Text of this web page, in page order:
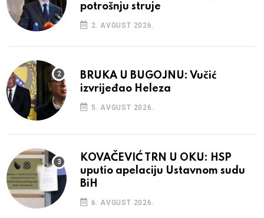
potrošnju struje
2. AVGUST 2026.
BRUKA U BUGOJNU: Vučić
izvrijeđao Heleza
5. AVGUST 2026.
KOVAČEVIĆ TRN U OKU: HSP
uputio apelaciju Ustavnom sudu
BiH
6. AVGUST 2026.